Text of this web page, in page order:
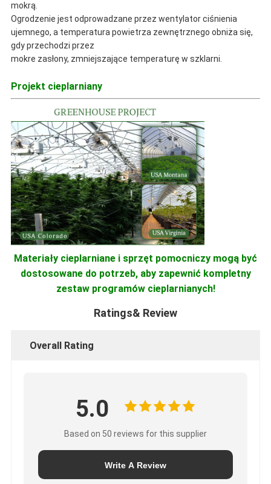
mokrą.
Ogrodzenie jest odprowadzane przez wentylator ciśnienia
ujemnego, a temperatura powietrza zewnętrznego obniża się,
gdy przechodzi przez
mokre zasłony, zmniejszające temperaturę w szklarni.
Projekt cieplarniany
Materiały cieplarniane i sprzęt pomocniczy mogą być
dostosowane do potrzeb, aby zapewnić kompletny
zestaw programów cieplarnianych!
Ratings& Review
Overall Rating
5.0
Based on 50 reviews for this supplier
Write A Review